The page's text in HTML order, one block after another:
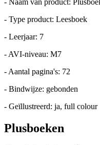
- Naam van product:
- Type product: Leesboek
- Leerjaar: 7
- AVI-niveau: M7
- Aantal pagina's: 72
- Bindwijze: gebonden
- Geïllustreerd: ja, full colour
Plusboeken